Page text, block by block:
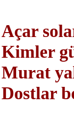
Açar
Kimler
Murat
Dostlar